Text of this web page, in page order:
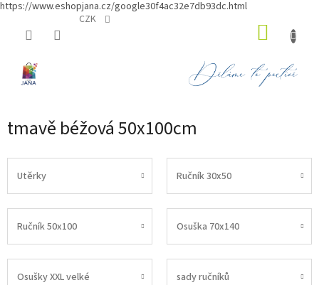
https://www.eshopjana.cz/google30f4ac32e7db93dc.html
CZK
tmavě béžová 50x100cm
Utěrky Ručník 30x50
Ručník 50x100 Osuška 70x140
Osušky XXL velké sady ručníků